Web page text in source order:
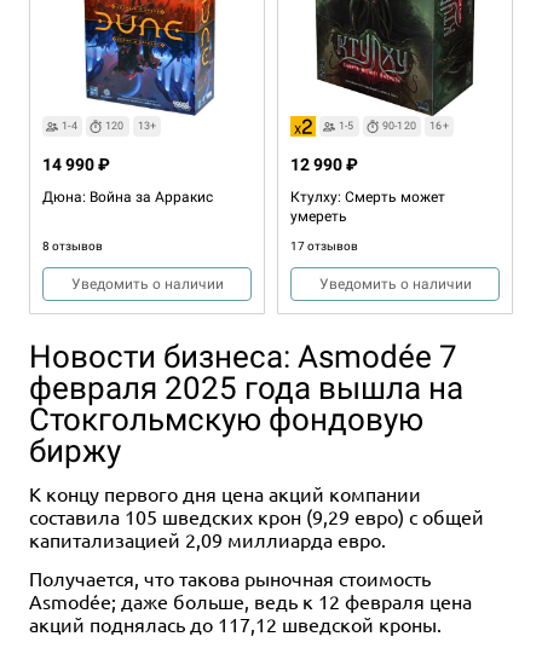
1-4 120 13+
Дюна: Война за Арракис
8 отзывов
14 990 ₽
Уведомить о наличии
1-5 90-120 16+
Ктулху: Смерть может
умереть
17 отзывов
12 990 ₽
Уведомить о наличии
Хит 1-6 60+ 18+
Зомбицид. Вторая редакция
54 отзыва
Хит 1-6 120 16+
Кромешная тьма:
Преисподняя
Новости бизнеса: Asmodée 7
февраля 2025 года вышла на
Стокгольмскую фондовую
биржу
К концу первого дня цена акций компании
составила 105 шведских крон (9,29 евро) с общей
капитализацией 2,09 миллиарда евро.
Получается, что такова рыночная стоимость
Asmodée; даже больше, ведь к 12 февраля цена
акций поднялась до 117,12 шведской кроны.